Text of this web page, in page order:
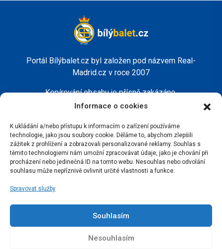
Informace o cookies
K ukládání a/nebo přístupu k informacím o zařízení používáme
technologie, jako jsou soubory cookie. Děláme to, abychom zlepšili
zážitek z prohlížení a zobrazovali personalizované reklamy. Souhlas s
těmito technologiemi nám umožní zpracovávat údaje, jako je chování při
procházení nebo jedinečná ID na tomto webu. Nesouhlas nebo odvolání
souhlasu může nepříznivě ovlivnit určité vlastnosti a funkce.
Spravovat služby
Souhlasím
Nesouhlasím
Portál Bílýbalet.cz byl založen pod názvem Real-
Madrid.cz v roce 2007
Kopírování obsahu je přísně zakázáno.